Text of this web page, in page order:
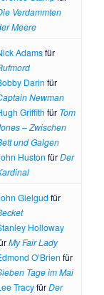
Verdammten
Meere
Adamsfür
Darin für
Newman
Griffith für Tom
– Zwischen
und Galgen
Huston fürDer
Gielgud für
Holloway
My Fair Lady
O’Brien für
Tage im Mai
TracyfürDer